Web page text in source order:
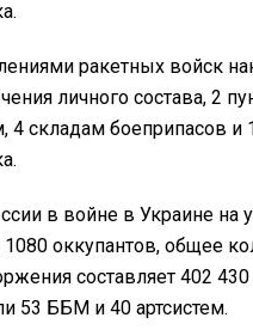
ракетных войск
личного состава, 2
4 складам боеприпасов
в войне в Украине на
1080 оккупантов, общее
составляет 402
53 ББМ и 40 артсистем.